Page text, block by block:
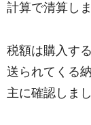
計算で清算しま
税額は購入す
送られてくる
主に確認しまし